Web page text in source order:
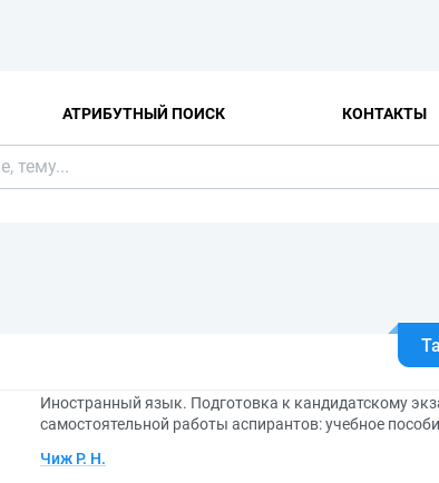
АТРИБУТНЫЙ ПОИСК КОНТАКТЫ
Иностранный язык. Подготовка к кандидатскому
самостоятельной работы аспирантов: учебное
Чиж Р. Н.